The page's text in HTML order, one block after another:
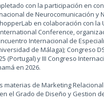
con la participación en
de Neurocomunicación y
en colaboración con la
Conference,
Internacional de
de Málaga); Congreso
(Portugal) y III Congreso
en 2026.
materias de Marketing
el Grado de Diseño y Gestion